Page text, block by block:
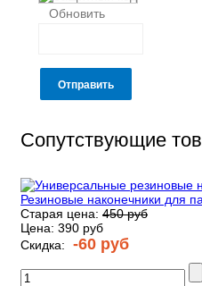
Обновить
Отправить
Сопутствующие
Резиновые наконечники для
Старая цена: 450 руб
Цена: 390 руб
Скидка:
-60 руб